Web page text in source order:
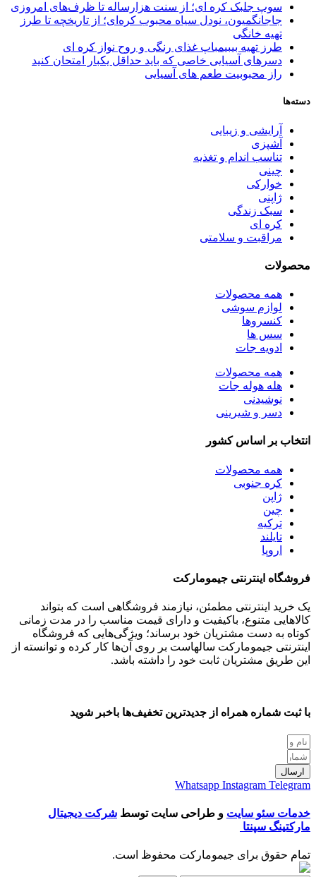
سوپ جلبک کره ای؛ از سنت هزارساله تا ظرف‌های امروزی
جاجانگمیون، نودل سیاه محبوب کره‌ای؛ از تاریخچه تا طرز
تهیه خانگی
طرز تهیه بیبیمباپ غذای رنگی و روح نواز کره ای
دسرهای آسیایی خاصی که باید حداقل یکبار امتحان کنید
راز محبوبیت طعم‌ های آسیایی
دسته‌ها
آرایشی و زیبایی
آشپزی
تناسب اندام و تغذیه
چینی
خوارکی
ژاپنی
سبک زندگی
کره ای
مراقبت و سلامتی
محصولات
همه محصولات
لوازم سوشی
کنسروها
سس ها
ادویه جات
همه محصولات
هله هوله جات
نوشیدنی
دسر و شیرینی
انتخاب بر اساس کشور
همه محصولات
کره جنوبی
ژاپن
چین
ترکیه
تایلند
اروپا
فروشگاه اینترنتی جیمومارکت
یک خرید اینترنتی مطمئن، نیازمند فروشگاهی است که بتواند
کالاهایی متنوع، باکیفیت و دارای قیمت مناسب را در مدت زمانی
کوتاه به دست مشتریان خود برساند؛ ویژگی‌هایی که فروشگاه
اینترنتی جیمومارکت سالهاست بر روی آن‌ها کار کرده و توانسته از
این طریق مشتریان ثابت خود را داشته باشد.
با ثبت شماره همراه از جدید‌ترین تخفیف‌ها با‌خبر شوید
ارسال
Whatsapp Instagram Telegram
خدمات سئو سایت و طراحی سایت توسط شرکت دیجیتال
مارکتینگ سپنتا
تمام حقوق برای جیمومارکت محفوظ است.